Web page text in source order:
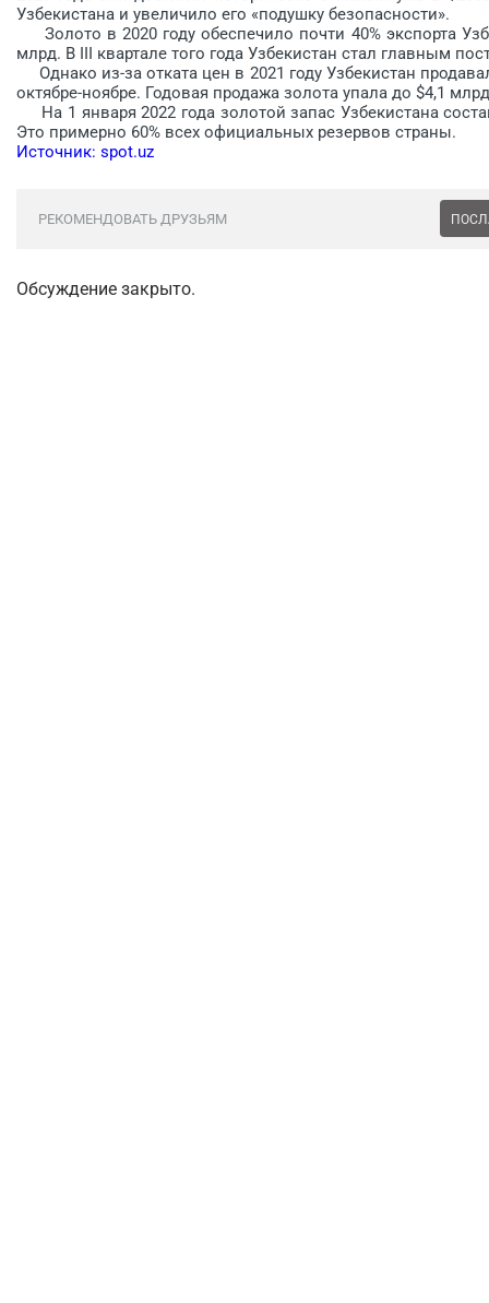
Узбекистана и увеличило его «подушку безопасности».
Золото в 2020 году обеспечило почти 40% экспорта
млрд. В III квартале того года Узбекистан стал главным
Однако из-за отката цен в 2021 году Узбекистан
октябре-ноябре. Годовая продажа золота упала до $4,1
На 1 января 2022 года золотой запас Узбекистана
Это примерно 60% всех официальных резервов страны.
Источник: spot.uz
РЕКОМЕНДОВАТЬ ДРУЗЬЯМ
Обсуждение закрыто.